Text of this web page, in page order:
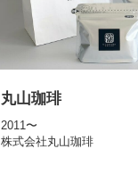
丸山珈琲
2011〜
株式会社丸山珈琲